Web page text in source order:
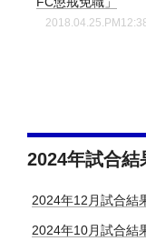
2024年試合結
2024年12月試合結
2024年10月試合結